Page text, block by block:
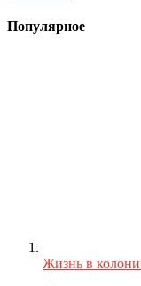
Популярное
Жизнь в